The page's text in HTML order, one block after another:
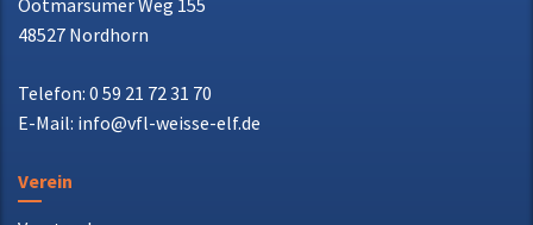
Ootmarsumer Weg 155
Telefon: 0 59 21 72 31 70
Verein